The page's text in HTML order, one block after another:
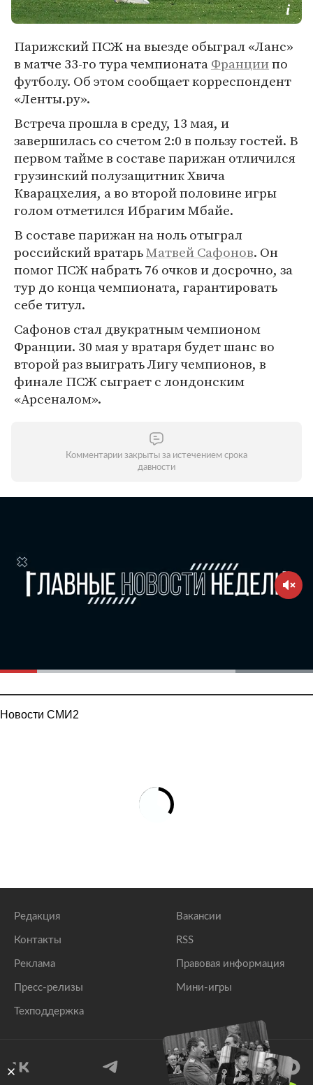
Парижский ПСЖ на выезде обыграл «Ланс»
в матче 33-го тура чемпионатаФранциипо
футболу. Об этом сообщает корреспондент
«Ленты.ру».
Встреча прошла в среду, 13 мая, и
завершилась со счетом 2:0 в пользу гостей. В
первом тайме в составе парижан отличился
грузинский полузащитник Хвича
Кварацхелия, а во второй половине игры
голом отметился Ибрагим Мбайе.
В составе парижан на ноль отыграл
российский вратарьМатвей Сафонов. Он
помог ПСЖ набрать 76 очков и досрочно, за
тур до конца чемпионата, гарантировать
себе титул.
Сафонов стал двукратным чемпионом
Франции. 30 мая у вратаря будет шанс во
второй раз выиграть Лигу чемпионов, в
финале ПСЖ сыграет с лондонским
«Арсеналом».
Комментарии закрыты за истечением срока
давности
Новости СМИ2
Редакция
Контакты
Реклама
Пресс-релизы
Техподдержка
Вакансии
RSS
Правовая информация
Мини-игры